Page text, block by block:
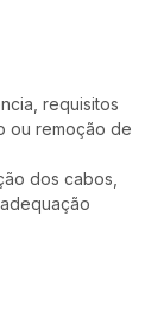
requisitos
ou remoção de
dos cabos,